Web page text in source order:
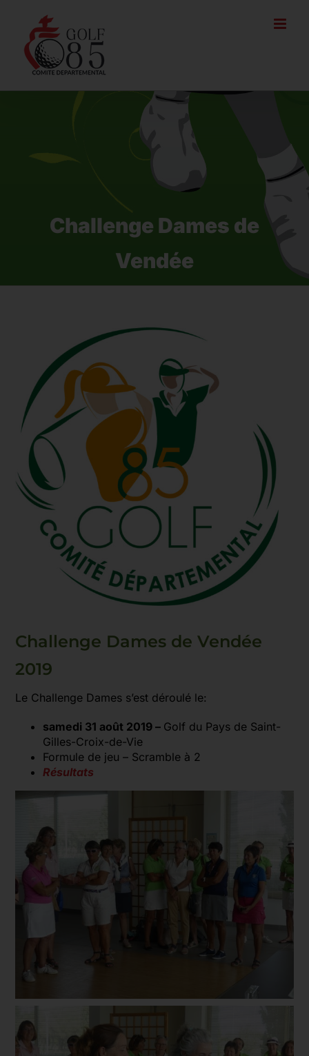
contenu
Challenge Dames de
Vendée
Challenge Dames de Vendée
2019
Le Challenge Dames s’est déroulé le:
samedi 31 août 2019 – Golf du Pays de Saint-
Gilles-Croix-de-Vie
Formule de jeu – Scramble à 2
Résultats